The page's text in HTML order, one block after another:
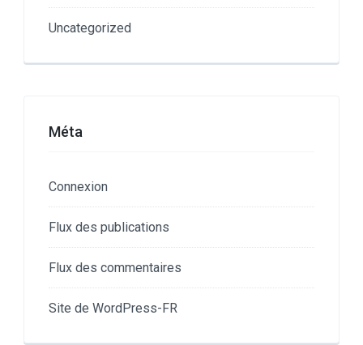
Uncategorized
Méta
Connexion
Flux des publications
Flux des commentaires
Site de WordPress-FR